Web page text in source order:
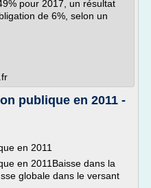
pour 2017, un résultat
de 6%, selon un
publique en 2011 -
en 2011
en 2011Baisse dans la
globale dans le versant